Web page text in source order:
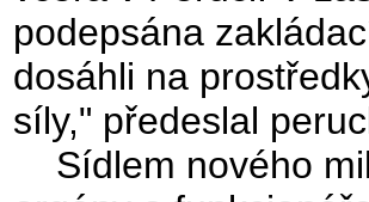
podepsána
dosáhli na
síly," předeslal
Sídlem nového